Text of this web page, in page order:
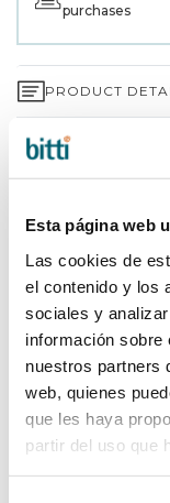
Esta página web
Las cookies de
el contenido y los
sociales y
información sobre
nuestros partners
web, quienes
que les haya
partir del uso que
purchases
PRODUCT
3-YEAR
BRAND
SHARE